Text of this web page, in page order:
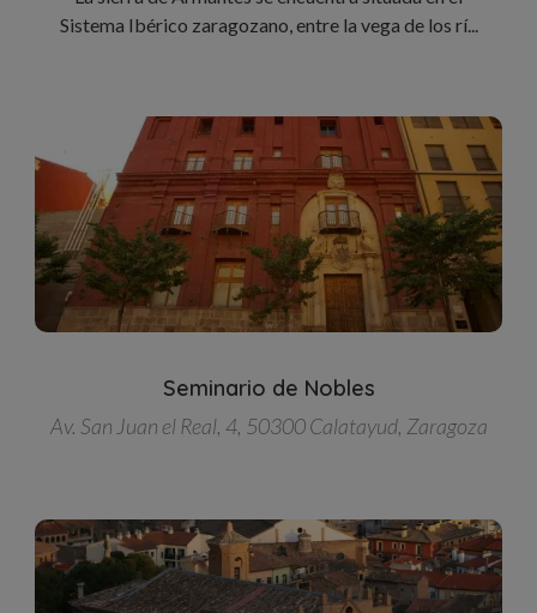
Sistema Ibérico zaragozano, entre la vega de los rí...
Seminario de Nobles
Av. San Juan el Real, 4, 50300 Calatayud, Zaragoza